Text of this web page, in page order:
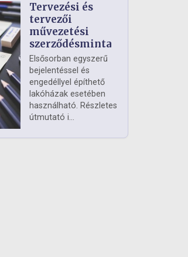
Tervezési és
tervezői
művezetési
szerződésminta
Elsősorban egyszerű
bejelentéssel és
engedéllyel építhető
lakóházak esetében
használható. Részletes
útmutató i...